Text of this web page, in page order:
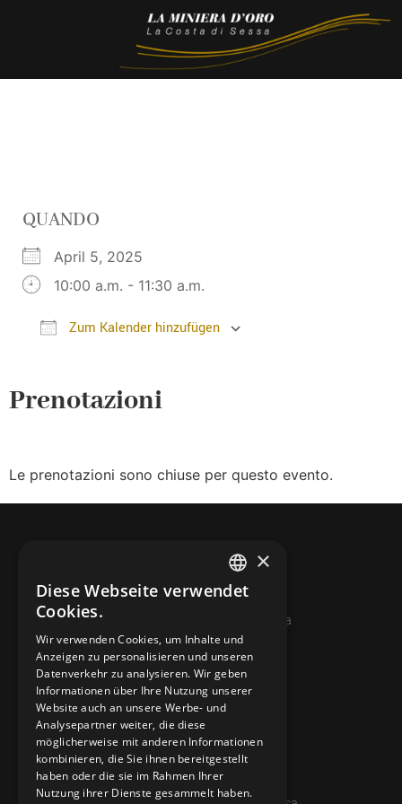
QUANDO
April 5, 2025
10:00 a.m. - 11:30 a.m.
Zum Kalender hinzufügen
Prenotazioni
Le prenotazioni sono chiuse per questo evento.
© 2026 Miniera d’oro di Sessa
KONTAKTE
info@minieradoro.ch
091 608 11 25
079 127 20 80
ITALIAN
GERMAN
ENGLISH
×
Diese Webseite verwendet
Cookies.
Wir verwenden Cookies, um Inhalte und
Anzeigen zu personalisieren und unseren
Datenverkehr zu analysieren. Wir geben
Informationen über Ihre Nutzung unserer
Website auch an unsere Werbe- und
Analysepartner weiter, die diese
möglicherweise mit anderen Informationen
kombinieren, die Sie ihnen bereitgestellt
haben oder die sie im Rahmen Ihrer
Nutzung ihrer Dienste gesammelt haben.